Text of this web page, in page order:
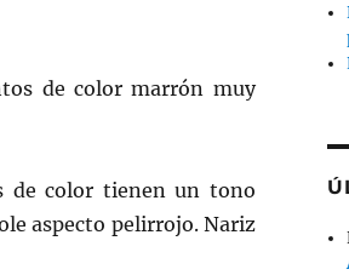
de color marrón muy
de color tienen un tono
aspecto pelirrojo. Nariz